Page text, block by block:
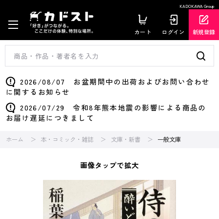
KADOKAWA Group
カート ログイン 新規登録
2026/08/07 お盆期間中の出荷およびお問い合わせ
に関するお知らせ
2026/07/29 令和8年熊本地震の影響による商品の
お届け遅延につきまして
ホーム 本・コミック・雑誌 文庫・新書 一般文庫
画像タップで拡大